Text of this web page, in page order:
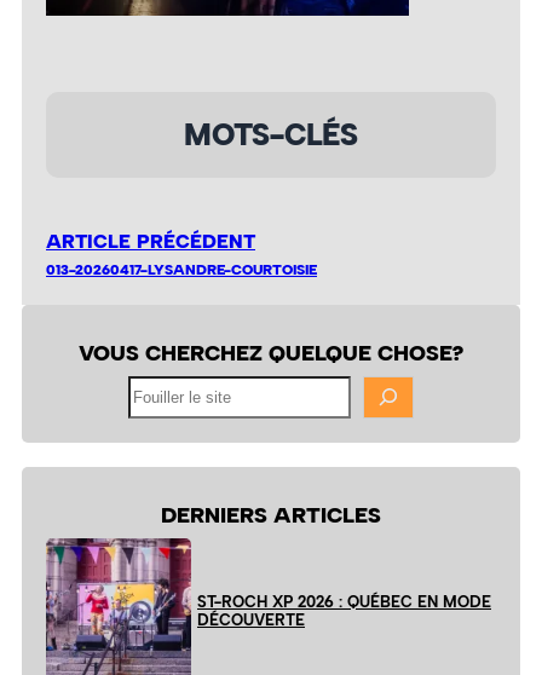
MOTS-CLÉS
ARTICLE PRÉCÉDENT
013-20260417-LYSANDRE-COURTOISIE
VOUS CHERCHEZ QUELQUE CHOSE?
DERNIERS ARTICLES
ST-ROCH XP 2026 : QUÉBEC EN MODE
DÉCOUVERTE